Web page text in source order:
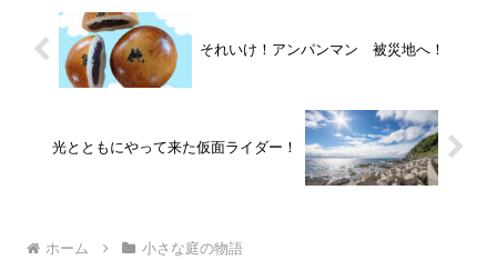
それいけ！アンパンマン 被災地へ！
光とともにやって来た仮面ライダー！
ホーム 小さな庭の物語